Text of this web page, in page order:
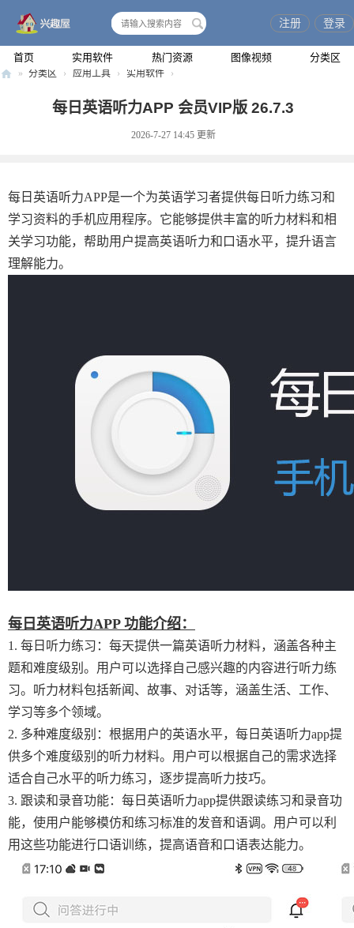
首页 实用软件 热门资源 图像视频 分类区
注册 登录
» 分类区 › 应用工具 › 实用软件 ›
每日英语听力APP 会员VIP版 26.7.3
2026-7-27 14:45 更新
每日英语听力APP是一个为英语学习者提供每日听力练习和
学习资料的手机应用程序。它能够提供丰富的听力材料和相
关学习功能，帮助用户提高英语听力和口语水平，提升语言
理解能力。
每日英语听力APP 功能介绍：
1. 每日听力练习：每天提供一篇英语听力材料，涵盖各种主
题和难度级别。用户可以选择自己感兴趣的内容进行听力练
习。听力材料包括新闻、故事、对话等，涵盖生活、工作、
学习等多个领域。
2. 多种难度级别：根据用户的英语水平，每日英语听力app提
供多个难度级别的听力材料。用户可以根据自己的需求选择
适合自己水平的听力练习，逐步提高听力技巧。
3. 跟读和录音功能：每日英语听力app提供跟读练习和录音功
能，使用户能够模仿和练习标准的发音和语调。用户可以利
用这些功能进行口语训练，提高语音和口语表达能力。